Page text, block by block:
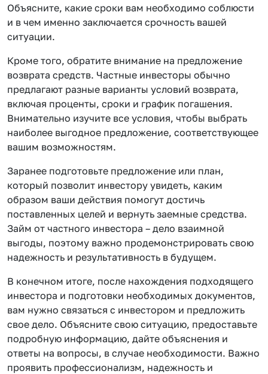
Объясните, какие сроки вам необходимо соблюсти
и в чем именно заключается срочность вашей
ситуации.
Кроме того, обратите внимание на предложение
возврата средств. Частные инвесторы обычно
предлагают разные варианты условий возврата,
включая проценты, сроки и график погашения.
Внимательно изучите все условия, чтобы выбрать
наиболее выгодное предложение, соответствующее
вашим возможностям.
Заранее подготовьте предложение или план,
который позволит инвестору увидеть, каким
образом ваши действия помогут достичь
поставленных целей и вернуть заемные средства.
Займ от частного инвестора – дело взаимной
выгоды, поэтому важно продемонстрировать свою
надежность и результативность в будущем.
В конечном итоге, после нахождения подходящего
инвестора и подготовки необходимых документов,
вам нужно связаться с инвестором и предложить
свое дело. Объясните свою ситуацию, предоставьте
подробную информацию, дайте объяснения и
ответы на вопросы, в случае необходимости. Важно
проявить профессионализм, надежность и